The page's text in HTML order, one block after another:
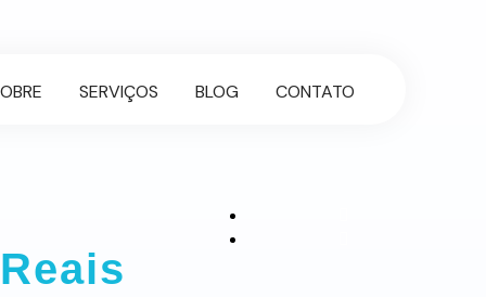
SERVIÇOS BLOG CONTATO